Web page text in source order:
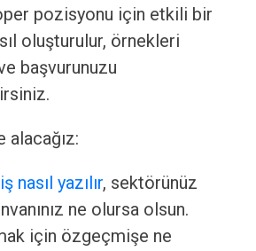
pozisyonu için etkili bir
oluşturulur, örnekleri
başvurunuzu
alacağız:
nasıl yazılır, sektörünüz
ne olursa olsun.
için özgeçmişe ne